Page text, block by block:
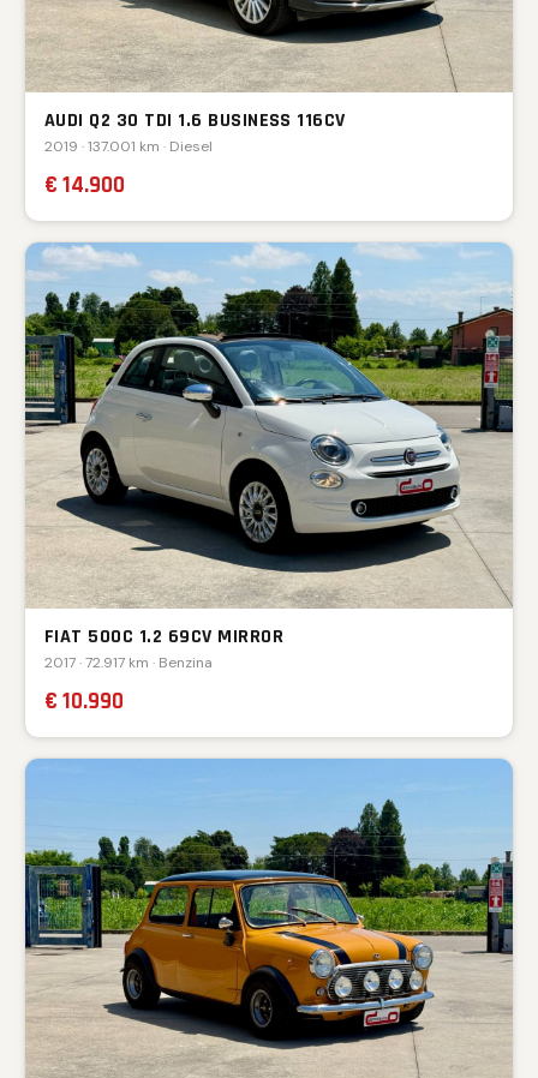
AUDI Q2 30 TDI 1.6 BUSINESS 116CV
2019 · 137.001 km · Diesel
€ 14.900
FIAT 500C 1.2 69CV MIRROR
2017 · 72.917 km · Benzina
€ 10.990